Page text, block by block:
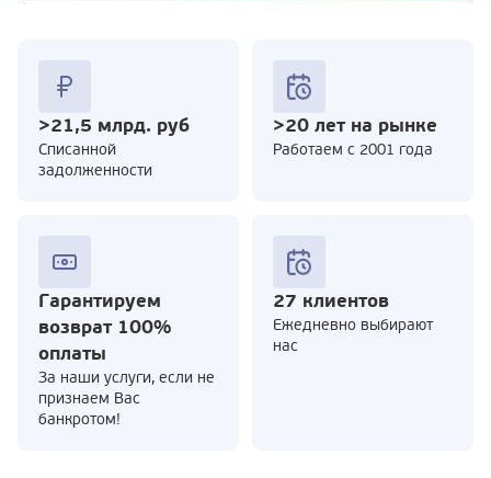
>21,5 млрд. руб
Cписанной
задолженности
>20 лет на рынке
Работаем с 2001 года
Гарантируем
возврат 100%
оплаты
За наши услуги, если не
признаем Вас
банкротом!
27 клиентов
Ежедневно выбирают
нас